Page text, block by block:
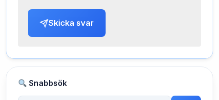
Skicka svar
Snabbsök